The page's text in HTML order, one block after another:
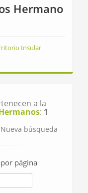
Hermano
Insular
a la
: 1
Nueva búsqueda
página